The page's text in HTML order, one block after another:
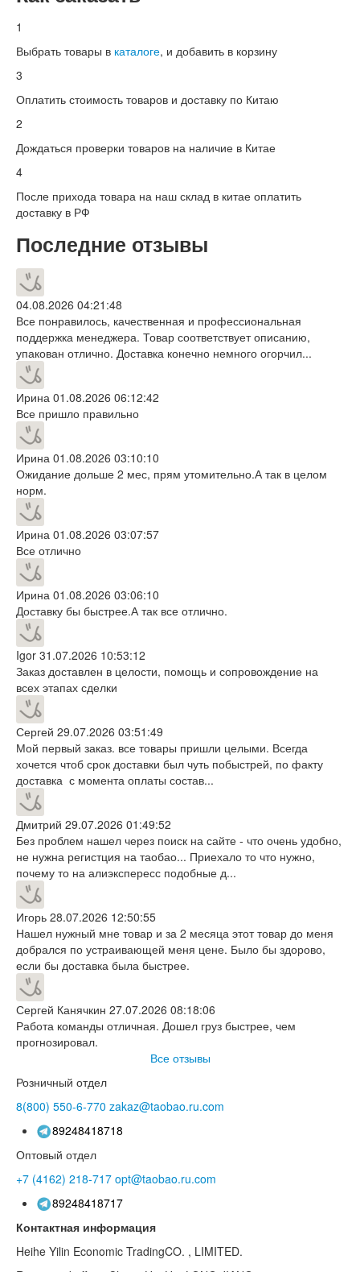
1
Выбрать товары в каталоге, и добавить в корзину
3
Оплатить стоимость товаров и доставку по Китаю
2
Дождаться проверки товаров на наличие в Китае
4
После прихода товара на наш склад в китае оплатить
доставку в РФ
Последние отзывы
04.08.2026 04:21:48
Все понравилось, качественная и профессиональная
поддержка менеджера. Товар соответствует описанию,
упакован отлично. Доставка конечно немного огорчил...
Ирина 01.08.2026 06:12:42
Все пришло правильно
Ирина 01.08.2026 03:10:10
Ожидание дольше 2 мес, прям утомительно.А так в целом
норм.
Ирина 01.08.2026 03:07:57
Все отлично
Ирина 01.08.2026 03:06:10
Доставку бы быстрее.А так все отлично.
Igor 31.07.2026 10:53:12
Заказ доставлен в целости, помощь и сопровождение на
всех этапах сделки
Сергей 29.07.2026 03:51:49
Мой первый заказ. все товары пришли целыми. Всегда
хочется чтоб срок доставки был чуть побыстрей, по факту
доставка с момента оплаты состав...
Дмитрий 29.07.2026 01:49:52
Без проблем нашел через поиск на сайте - что очень удобно,
не нужна регистция на таобао... Приехало то что нужно,
почему то на алиэкспересс подобные д...
Игорь 28.07.2026 12:50:55
Нашел нужный мне товар и за 2 месяца этот товар до меня
добрался по устраивающей меня цене. Было бы здорово,
если бы доставка была быстрее.
Сергей Канячкин 27.07.2026 08:18:06
Работа команды отличная. Дошел груз быстрее, чем
прогнозировал.
Все отзывы
Розничный отдел
8(800) 550-6-770 zakaz@taobao.ru.com
89248418718
Оптовый отдел
+7 (4162) 218-717 opt@taobao.ru.com
89248418717
Контактная информация
Heihe Yilin Economic TradingCO. , LIMITED.